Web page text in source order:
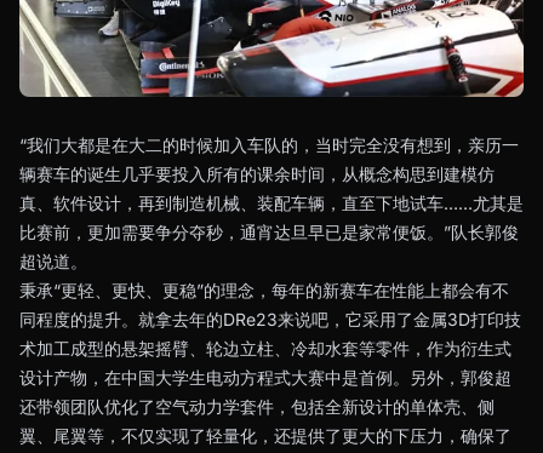
“我们大都是在大二的时候加入车队的，当时完全没有想到，亲历一
辆赛车的诞生几乎要投入所有的课余时间，从概念构思到建模仿
真、软件设计，再到制造机械、装配车辆，直至下地试车……尤其是
比赛前，更加需要争分夺秒，通宵达旦早已是家常便饭。”队长郭俊
超说道。
秉承“更轻、更快、更稳”的理念，每年的新赛车在性能上都会有不
同程度的提升。就拿去年的DRe23来说吧，它采用了金属3D打印技
术加工成型的悬架摇臂、轮边立柱、冷却水套等零件，作为衍生式
设计产物，在中国大学生电动方程式大赛中是首例。另外，郭俊超
还带领团队优化了空气动力学套件，包括全新设计的单体壳、侧
翼、尾翼等，不仅实现了轻量化，还提供了更大的下压力，确保了